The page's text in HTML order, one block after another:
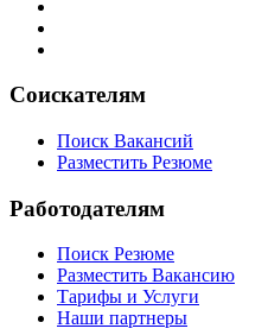
Соискателям
Поиск Вакансий
Разместить Резюме
Работодателям
Поиск Резюме
Разместить Вакансию
Тарифы и Услуги
Наши партнеры